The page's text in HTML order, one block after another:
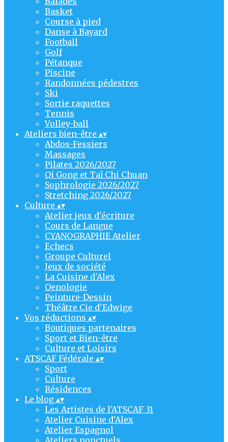
Basket
Course à pied
Danse à Bayard
Football
Golf
Pétanque
Piscine
Randonnées pédestres
Ski
Sortie raquettes
Tennis
Volley-ball
Ateliers bien-être ▴▾
Abdos-Fessiers
Massages
Pilates 2026/2027
Qi Gong et Taï Chi Chuan
Sophrologie 2026/2027
Stretching 2026/2027
Culture ▴▾
Atelier jeux d'écriture
Cours de Langue
CYANOGRAPHIE Atelier
Echecs
Groupe Culturel
Jeux de société
La Cuisine d'Alex
Oenologie
Peinture-Dessin
Théâtre Cie d'Edwige
Vos réductions ▴▾
Boutiques partenaires
Sport et Bien-être
Culture et Loisirs
ATSCAF Fédérale ▴▾
Sport
Culture
Résidences
Le blog ▴▾
Les Artistes de l'ATSCAF 31
Atelier Cuisine d'Alex
Atelier Espagnol
Ateliers ponctuels